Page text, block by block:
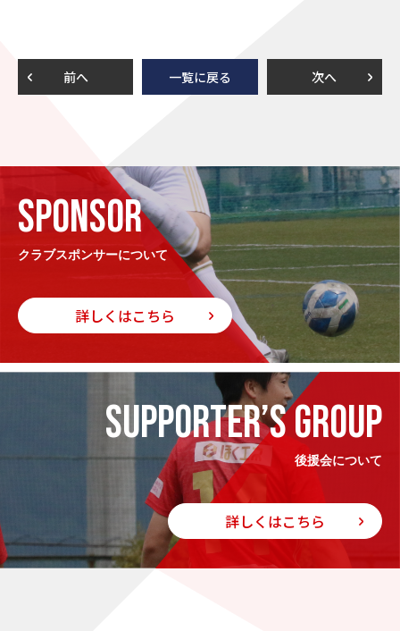
前へ 一覧に戻る 次へ
SPONSOR
クラブスポンサーについて
詳しくはこちら
SUPPORTER’S GROUP
後援会について
詳しくはこちら